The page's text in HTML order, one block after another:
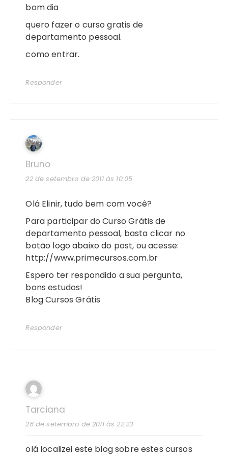
bom dia
quero fazer o curso gratis de
departamento pessoal.
como entrar.
Responder
Bruno
22 de setembro de 2011 às 10:05
Olá Elinir, tudo bem com você?
Para participar do Curso Grátis de
departamento pessoal, basta clicar no
botão logo abaixo do post, ou acesse:
http://www.primecursos.com.br
Espero ter respondido a sua pergunta,
bons estudos!
Blog Cursos Grátis
Responder
Tarciana
28 de setembro de 2011 às 22:23
olá localizei este blog sobre estes cursos